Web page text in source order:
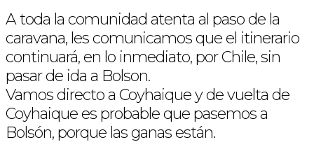
A toda la comunidad atenta al paso de la
caravana, les comunicamos que el itinerario
continuará, en lo inmediato, por Chile, sin
pasar de ida a Bolson.
Vamos directo a Coyhaique y de vuelta de
Coyhaique es probable que pasemos a
Bolsón, porque las ganas están.